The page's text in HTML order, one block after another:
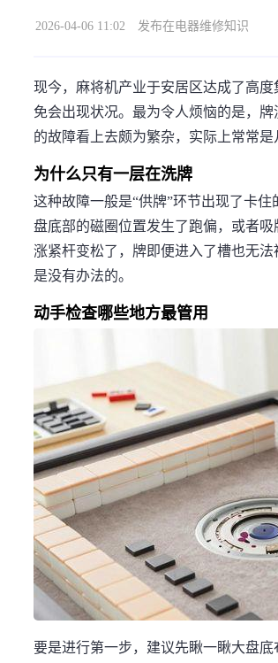
2026-04-06 11:02 发布在电器维修知识
现今，麻将机产业于安居区达成了高
免会出现状况。最为令人烦恼的是，
的故障看上去颇为繁杂，实际上常常
为什么只有一层在洗牌
这种故障一般是“供牌”环节出现了卡
盘底部的磁圈位置发生了跑偏，或者
涨紧杆变松了，牌即便进入了槽也无
是没有办法的。
动手检查哪些地方最管用
要是进行第一步，建议先瞅一瞅大盘